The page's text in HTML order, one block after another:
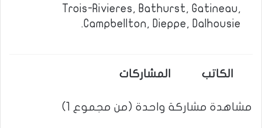
Trois-Rivieres, Bathurst, Gatineau,
Campbellton, Dieppe, Dalhousie.
الكاتب المشاركات
مشاهدة مشاركة واحدة (من مجموع 1)